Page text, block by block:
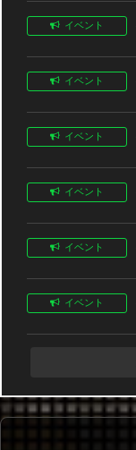
イベント
イベント
イベント
イベント
イベント
イベント